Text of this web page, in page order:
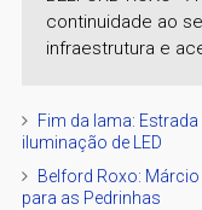
continuidade ao
infraestrutura e
Fim da lama:
iluminação de LED
Belford Roxo: Márcio
para as Pedrinhas